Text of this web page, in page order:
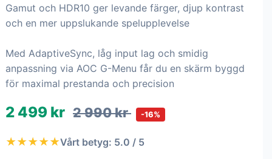
Gamut och HDR10 ger levande färger, djup kontrast
och en mer uppslukande spelupplevelse
Med AdaptiveSync, låg input lag och smidig
anpassning via AOC G-Menu får du en skärm byggd
för maximal prestanda och precision
2 499 kr 2 990 kr -16%
★★★★★Vårt betyg: 5.0 / 5